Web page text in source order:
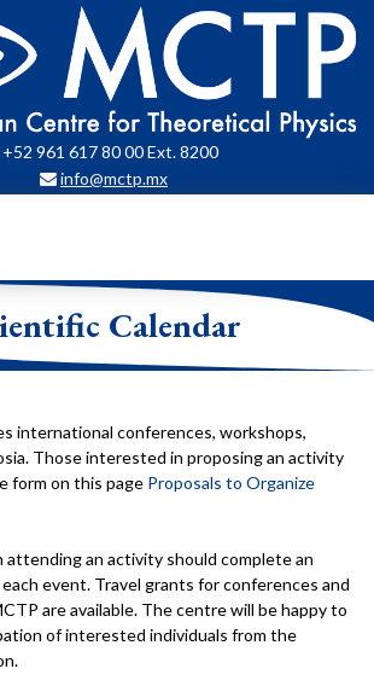
+52 961 617 80 00 Ext. 8200
 info@mctp.mx
Calendar
international conferences, workshops,
Those interested in proposing an activity
form on this page Proposals to Organize
an activity should complete an
event. Travel grants for conferences and
are available. The centre will be happy to
of interested individuals from the